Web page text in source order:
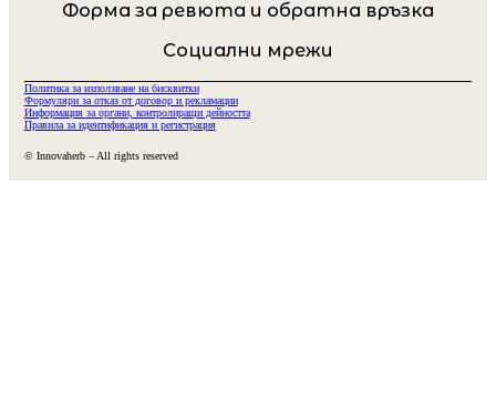
Форма за ревюта и обратна връзка
Социални мрежи
Политика за използване на бисквитки
Формуляри за отказ от договор и рекламации
Информация за органи, контролиращи дейността
Правила за идентификация и регистрация
© Innovaherb – All rights reserved